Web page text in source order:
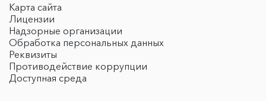
Карта сайта
Лицензии
Надзорные организации
Обработка персональных данных
Реквизиты
Противодействие коррупции
Доступная среда